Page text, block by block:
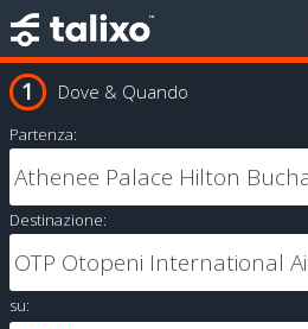
Dove & Quando
Partenza:
Destinazione:
su: